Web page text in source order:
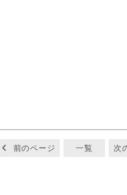
前のページ 一覧 次